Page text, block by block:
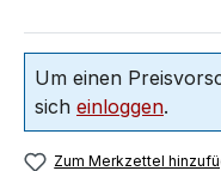
Um einen
sich einloggen.
Zum Merkzettel